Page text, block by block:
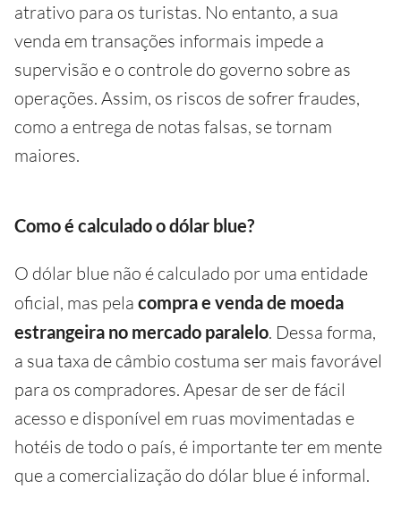
atrativo para os turistas. No entanto, a sua
venda em transações informais impede a
supervisão e o controle do governo sobre as
operações. Assim, os riscos de sofrer fraudes,
como a entrega de notas falsas, se tornam
maiores.
Como é calculado o dólar blue?
O dólar blue não é calculado por uma entidade
oficial, mas pela compra e venda de moeda
estrangeira no mercado paralelo. Dessa forma,
a sua taxa de câmbio costuma ser mais favorável
para os compradores. Apesar de ser de fácil
acesso e disponível em ruas movimentadas e
hotéis de todo o país, é importante ter em mente
que a comercialização do dólar blue é informal.